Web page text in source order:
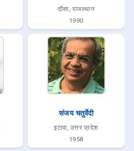
दौसा, राजस्थान
1990
संजय चतुर्वेदी
इटावा, उत्तर प्रदेश
1958